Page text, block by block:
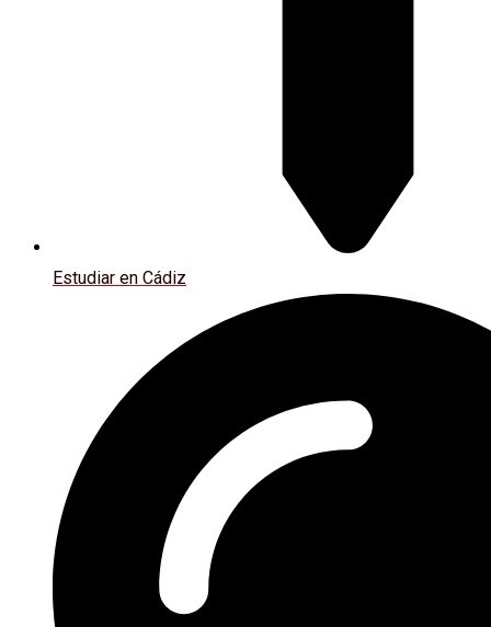
Estudiar en Cádiz